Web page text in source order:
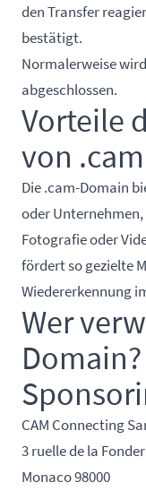
den Transfer
bestätigt.
Normalerweise
abgeschlossen.
Vorteile
von
Die .cam-Domain
oder
Fotografie oder
fördert so gezielte
Wiedererkennung
Wer
Domain?
CAM Connecting
3 ruelle de la
Monaco 98000